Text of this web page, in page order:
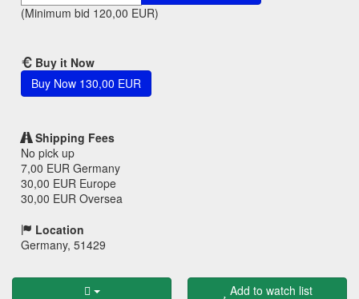
(Minimum bid 120,00 EUR)
Buy it Now
Buy Now 130,00 EUR
Shipping Fees
No pick up
7,00 EUR Germany
30,00 EUR Europe
30,00 EUR Oversea
Location
Germany, 51429
Add to watch list